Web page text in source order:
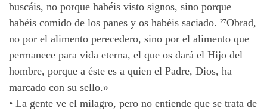
buscáis, no porque habéis visto signos, sino porque
habéis comido de los panes y os habéis saciado. ²⁷Obrad,
no por el alimento perecedero, sino por el alimento que
permanece para vida eterna, el que os dará el Hijo del
hombre, porque a éste es a quien el Padre, Dios, ha
marcado con su sello.»
• La gente ve el milagro, pero no entiende que se trata de